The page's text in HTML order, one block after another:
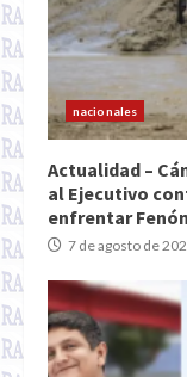
nacionales
Actualidad –
al Ejecutivo
enfrentar
7 de agosto de